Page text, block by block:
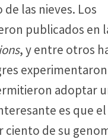
las nieves. Los
publicados en
, y entre otros
adoptar
es que
ciento de su